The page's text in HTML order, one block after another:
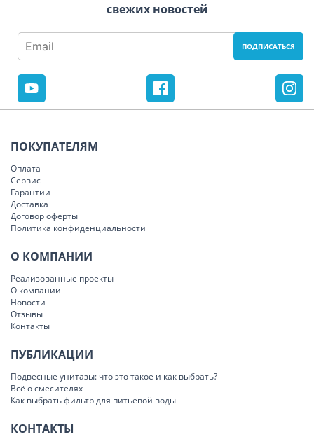
свежих новостей
ПОКУПАТЕЛЯМ
Оплата
Сервис
Гарантии
Доставка
Договор оферты
Политика конфиденциальности
О КОМПАНИИ
Реализованные проекты
О компании
Новости
Отзывы
Контакты
ПУБЛИКАЦИИ
Подвесные унитазы: что это такое и как выбрать?
Всё о смесителях
Как выбрать фильтр для питьевой воды
КОНТАКТЫ